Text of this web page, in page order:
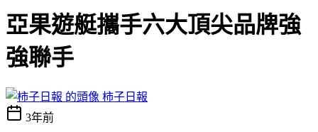
亞果遊艇攜手六大頂尖品牌強
強聯手
柿子日報
3年前